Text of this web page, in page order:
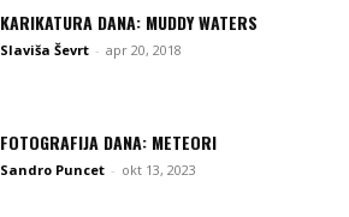
KARIKATURA DANA: MUDDY WATERS
Slaviša Ševrt - apr 20, 2018
FOTOGRAFIJA DANA: METEORI
Sandro Puncet - okt 13, 2023